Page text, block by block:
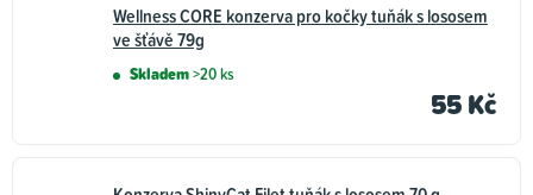
Wellness CORE konzerva pro kočky tuňák s lososem
ve šťávě 79g
Skladem>20 ks
55 Kč